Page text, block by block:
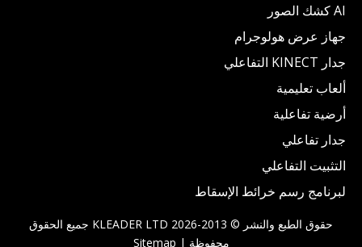
AI كشك الصور
جهاز عرض هولوجرام
جدار KINECT التفاعلي
ألعاب تعليمية
أرضية تفاعلية
جدار تفاعلي
التثبيت التفاعلي
لبرنامج رسم خرائط الإسقاط
حقوق الطبع والنشر © 2013-2026 KLEADER LTD
جميع الحقوق
محفوظة | Sitemap